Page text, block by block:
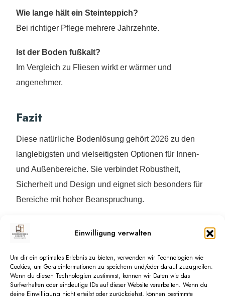
Einwilligung verwalten
Um dir ein optimales Erlebnis zu bieten, verwenden wir Technologien wie
Cookies, um Geräteinformationen zu speichern und/oder darauf zuzugreifen.
Wenn du diesen Technologien zustimmst, können wir Daten wie das
Surfverhalten oder eindeutige IDs auf dieser Website verarbeiten. Wenn du
deine Einwilligung nicht erteilst oder zurückziehst, können bestimmte
Wie lange hält ein Steinteppich?
Bei richtiger Pflege mehrere Jahrzehnte.
Ist der Boden fußkalt?
Im Vergleich zu Fliesen wirkt er wärmer und
angenehmer.
Fazit
Diese natürliche Bodenlösung gehört 2026 zu den
langlebigsten und vielseitigsten Optionen für Innen-
und Außenbereiche. Sie verbindet Robustheit,
Sicherheit und Design und eignet sich besonders für
Bereiche mit hoher Beanspruchung.
DeinProjekt,dein